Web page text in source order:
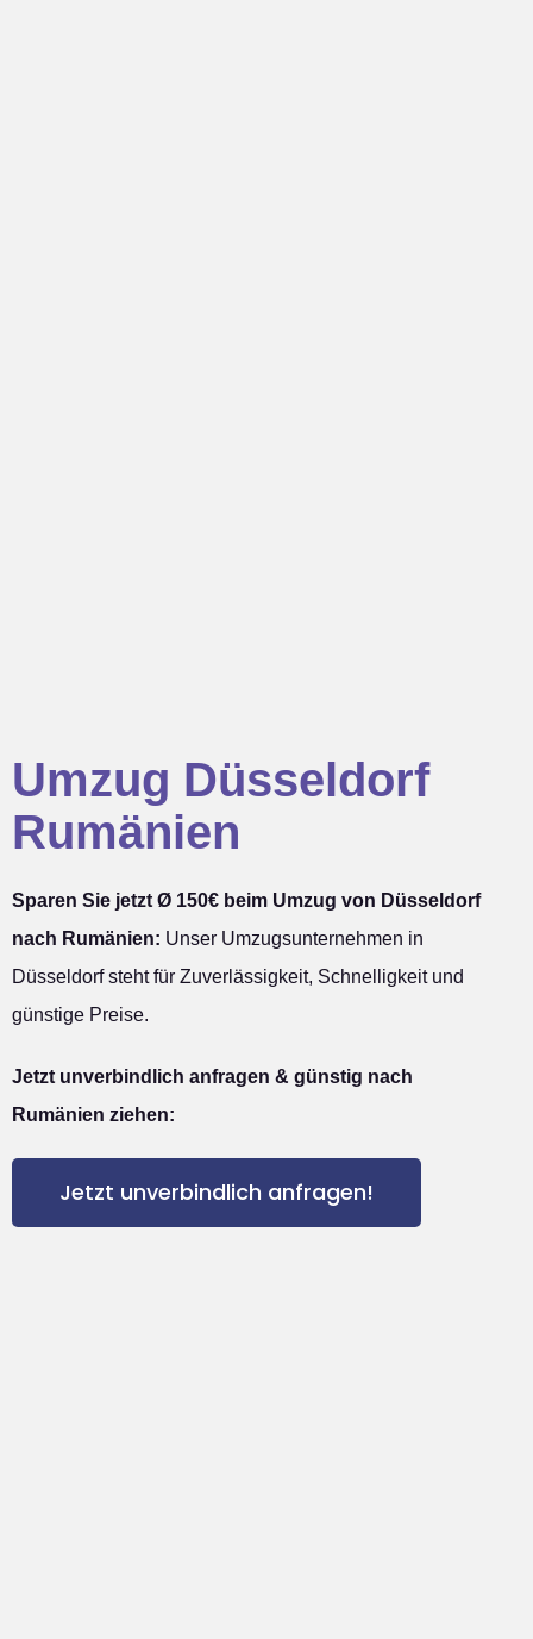
Umzug Düsseldorf
Rumänien
Sparen Sie jetzt Ø 150€ beim Umzug von Düsseldorf
nach Rumänien: Unser Umzugsunternehmen in
Düsseldorf steht für Zuverlässigkeit, Schnelligkeit und
günstige Preise.
Jetzt unverbindlich anfragen & günstig nach
Rumänien ziehen:
Jetzt unverbindlich anfragen!